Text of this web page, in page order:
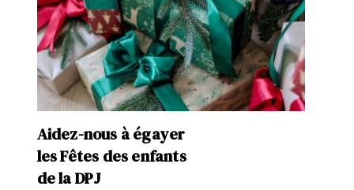
Aidez-nous à égayer
les Fêtes des enfants
de la DPJ